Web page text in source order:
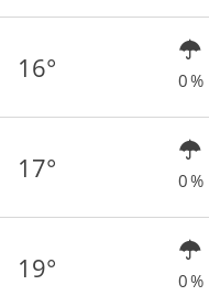
16° 0 %
17° 0 %
19° 0 %